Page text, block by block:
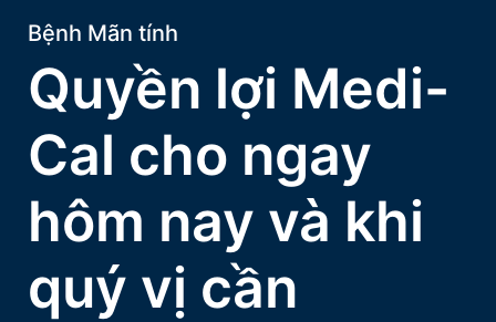
Bệnh Mãn tính
Quyền lợi Medi-
Cal cho ngay
hôm nay và khi
quý vị cần